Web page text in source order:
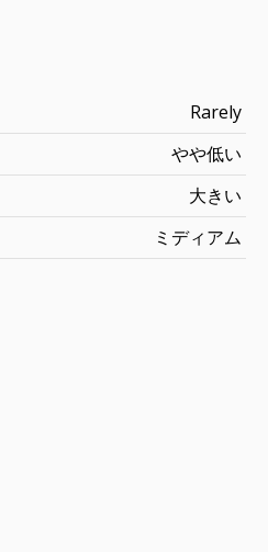
Rarely
やや低い
大きい
ミディアム